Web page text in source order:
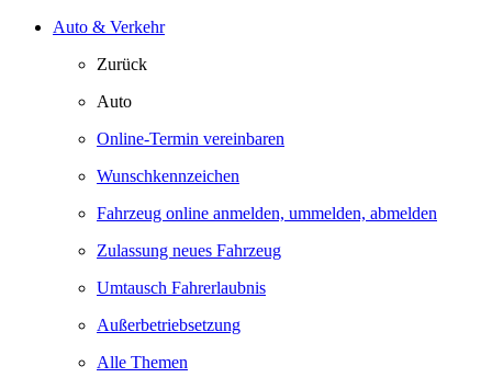
Auto & Verkehr
Zurück
Auto
Online-Termin vereinbaren
Wunschkennzeichen
Fahrzeug online anmelden, ummelden, abmelden
Zulassung neues Fahrzeug
Umtausch Fahrerlaubnis
Außerbetriebsetzung
Alle Themen